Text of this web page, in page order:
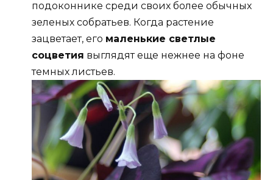
подоконнике среди своих более обычных
зеленых собратьев. Когда растение
зацветает, его маленькие светлые
соцветия выглядят еще нежнее на фоне
темных листьев.